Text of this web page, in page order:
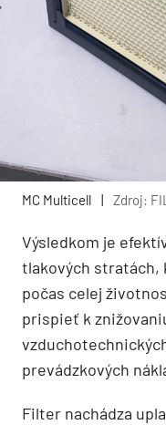
MC Multicell | Zdroj:
Výsledkom je
tlakových stratách,
počas celej
prispieť k
prevádzkových
Filter nachádza